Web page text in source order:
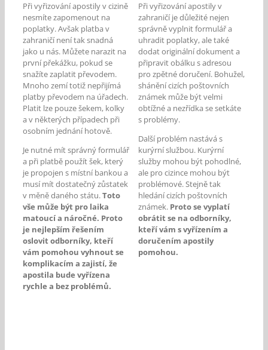
Při vyřizování apostily v cizině
nesmíte zapomenout na
poplatky. Avšak platba v
zahraničí není tak snadná
jako u nás. Můžete narazit na
první překážku, pokud se
snažíte zaplatit převodem.
Mnoho zemí totiž nepřijímá
platby převodem na úřadech.
Platit lze pouze šekem, kolky
a v některých případech při
osobním jednání hotově.
Je nutné mít správný formulář
a při platbě použít šek, který
je propojen s místní bankou a
musí mít dostatečný zůstatek
v měně daného státu.Toto
vše může být pro laika
matoucí a náročné. Proto
je nejlepším řešením
oslovit odborníky, kteří
vám pomohou vyhnout se
komplikacím a zajistí, že
apostila bude vyřízena
rychle a bez problémů.
Při vyřizování apostily v
zahraničí je důležité nejen
správně vyplnit formulář a
uhradit poplatky, ale také
dodat originální dokument a
připravit obálku s adresou
pro zpětné doručení. Bohužel,
shánění cizích poštovních
známek může být velmi
obtížné a nezřídka se setkáte
s problémy.
Další problém nastává s
kurýrní službou. Kurýrní
služby mohou být pohodlné,
ale pro cizince mohou být
problémové. Stejně tak
hledání cizích poštovních
známek. Proto se vyplatí
obrátit se na odborníky,
kteří vám s vyřízením a
doručením apostily
pomohou.